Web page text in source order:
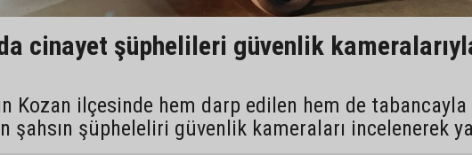
cinayet şüphelileri güvenlik
Kozan ilçesinde hem darp edilen hem de
şahsın şüpheleliri güvenlik kameraları incelenerek